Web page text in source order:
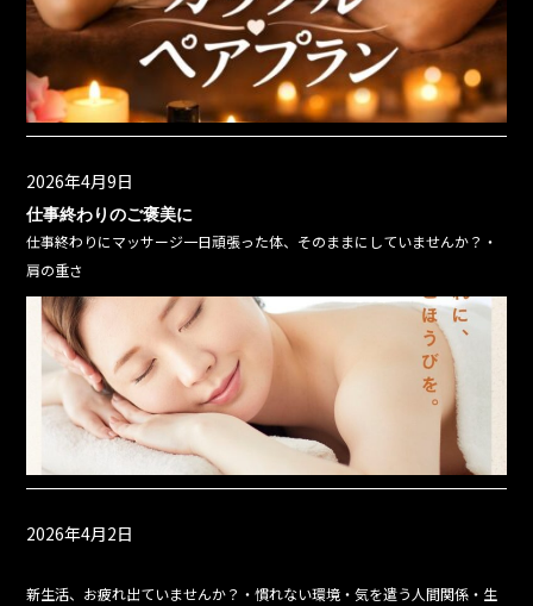
2026年4月9日
仕事終わりのご褒美に
仕事終わりにマッサージ一日頑張った体、そのままにしていませんか？・
肩の重さ
2026年4月2日
新生活、お疲れ出ていませんか？・慣れない環境・気を遣う人間関係・生